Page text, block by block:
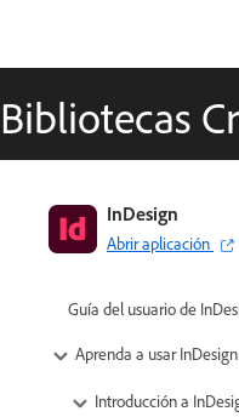
Bibliotecas
InDesign
Abrir aplicación
Guía del usuario de
Aprenda a usar InDesign
Introducción a